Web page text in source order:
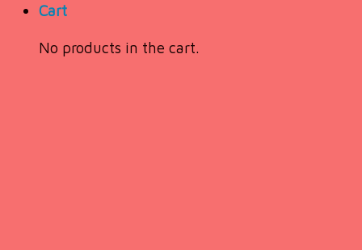
Cart
No products in the cart.